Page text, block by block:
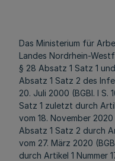
Das Ministerium für
Landes Nordrhein-
§ 28 Absatz 1 Satz 1
Absatz 1 Satz 2 des
20. Juli 2000 (BGBl. I S.
Satz 1 zuletzt durch
vom 18. November
Absatz 1 Satz 2 durch
vom 27. März 2020
durch Artikel 1 Nummer